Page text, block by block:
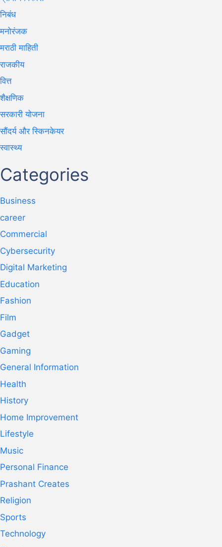
निबंध
मनोरंजक
मराठी माहिती
राजकीय
वित्त
शैक्षणिक
सरकारी योजना
सौंदर्य और स्किनकेयर
स्वास्थ्य
Categories
Business
career
Commercial
Cybersecurity
Digital Marketing
Education
Fashion
Film
Gadget
Gaming
General Information
Health
History
Home Improvement
Lifestyle
Music
Personal Finance
Prashant Creates
Religion
Sports
Technology